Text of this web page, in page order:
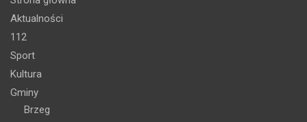
Aktualności
112
Sport
Kultura
Gminy
Brzeg